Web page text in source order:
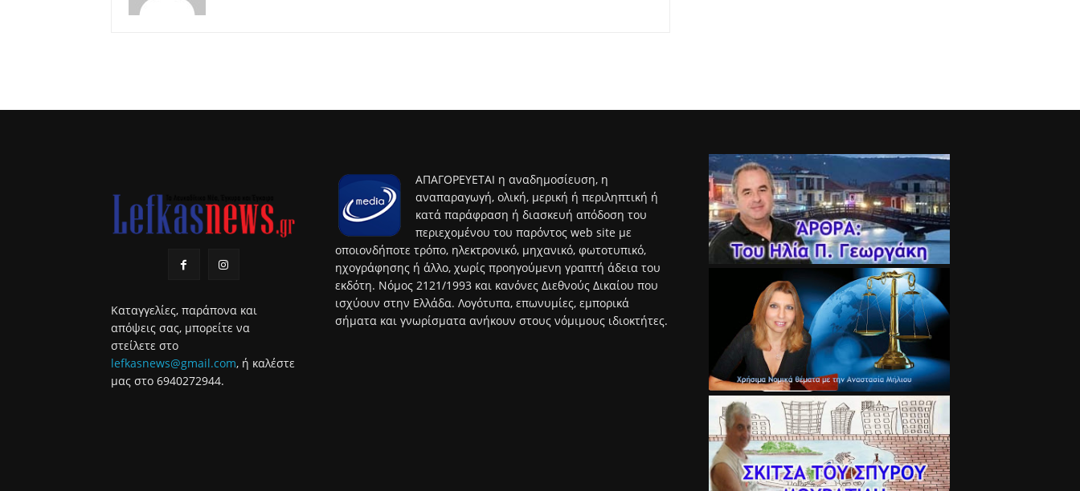
Καταγγελίες, παράπονα και
απόψεις σας, μπορείτε να
στείλετε στο
lefkasnews@gmail.com, ή καλέστε
μας στο 6940272944.
ΑΠΑΓΟΡΕΥΕΤΑΙ η αναδημοσίευση, η
αναπαραγωγή, ολική, μερική ή περιληπτική ή
κατά παράφραση ή διασκευή απόδοση του
περιεχομένου του παρόντος web site με
οποιονδήποτε τρόπο, ηλεκτρονικό, μηχανικό, φωτοτυπικό,
ηχογράφησης ή άλλο, χωρίς προηγούμενη γραπτή άδεια του
εκδότη. Νόμος 2121/1993 και κανόνες Διεθνούς Δικαίου που
ισχύουν στην Ελλάδα. Λογότυπα, επωνυμίες, εμπορικά
σήματα και γνωρίσματα ανήκουν στους νόμιμους ιδιοκτήτες.